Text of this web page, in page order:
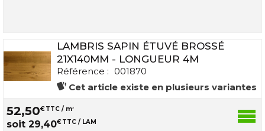
LAMBRIS SAPIN ÉTUVÉ BROSSÉ
21X140MM - LONGUEUR 4M
Référence : 001870
Cet article existe en plusieurs variantes
52,50€TTC / m2
soit 29,40€TTC / LAM